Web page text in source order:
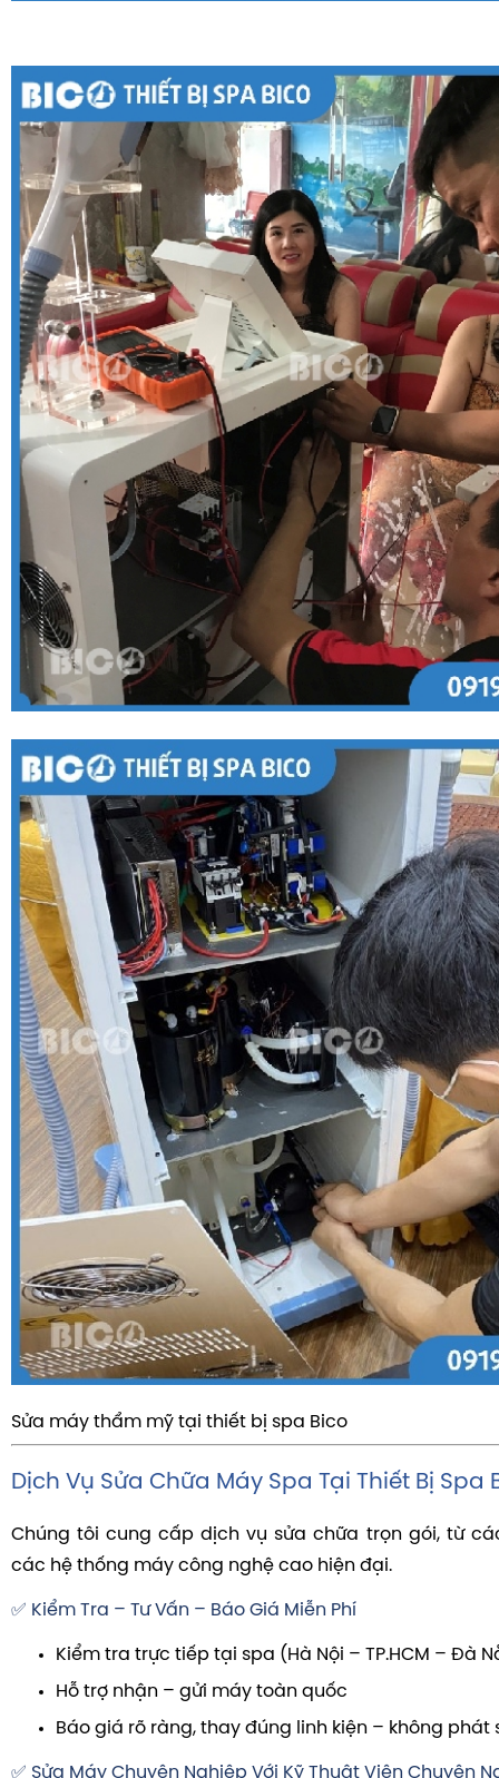
Sửa máy thẩm mỹ tại thiết bị spa Bico
Dịch Vụ Sửa Chữa Máy Spa Tại Thiết Bị Spa
Chúng tôi cung cấp dịch vụ sửa chữa trọn gói, từ
các hệ thống máy công nghệ cao hiện đại.
✅ Kiểm Tra – Tư Vấn – Báo Giá Miễn Phí
Kiểm tra trực tiếp tại spa (Hà Nội – TP.HCM – Đà
Hỗ trợ nhận – gửi máy toàn quốc
Báo giá rõ ràng, thay đúng linh kiện – không phát
✅ Sửa Máy Chuyên Nghiệp Với Kỹ Thuật Viên Chuyên